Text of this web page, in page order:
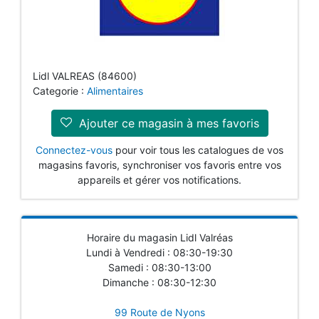
Lidl VALREAS (84600)
Categorie : Alimentaires
Ajouter ce magasin à mes favoris
Connectez-vous pour voir tous les catalogues de vos
magasins favoris, synchroniser vos favoris entre vos
appareils et gérer vos notifications.
Horaire du magasin Lidl Valréas
Lundi à Vendredi : 08:30-19:30
Samedi : 08:30-13:00
Dimanche : 08:30-12:30
99 Route de Nyons